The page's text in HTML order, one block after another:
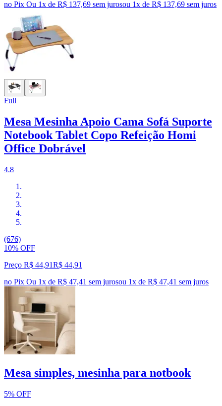
no Pix Ou 1x de R$ 137,69 sem jurosou 1x de R$ 137,69 sem juros
Full
Mesa Mesinha Apoio Cama Sofá Suporte
Notebook Tablet Copo Refeição Homi
Office Dobrável
4.8
(676)
10% OFF
Preço R$ 44,91R$ 44,91
no Pix Ou 1x de R$ 47,41 sem jurosou 1x de R$ 47,41 sem juros
Mesa simples, mesinha para notbook
5% OFF